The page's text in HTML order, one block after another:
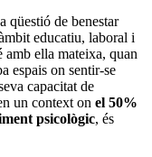
qüestió de benestar
educatiu, laboral i
amb ella mateixa, quan
espais on sentir-se
capacitat de
un context on el 50%
psicològic, és